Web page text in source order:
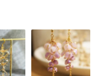
推廣俄羅斯文化，希